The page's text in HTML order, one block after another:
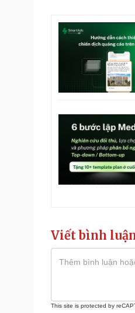
Viết bình
This site is protected by